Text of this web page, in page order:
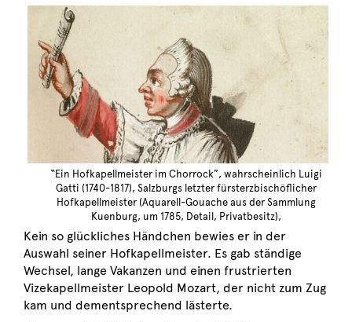
“Ein Hofkapellmeister im Chorrock”, wahrscheinlich Luigi
Gatti (1740-1817), Salzburgs letzter fürsterzbischöflicher
Hofkapellmeister (Aquarell-Gouache aus der Sammlung
Kuenburg, um 1785, Detail, Privatbesitz),
Kein so glückliches Händchen bewies er in der
Auswahl seiner Hofkapellmeister. Es gab ständige
Wechsel, lange Vakanzen und einen frustrierten
Vizekapellmeister Leopold Mozart, der nicht zum Zug
kam und dementsprechend lästerte.